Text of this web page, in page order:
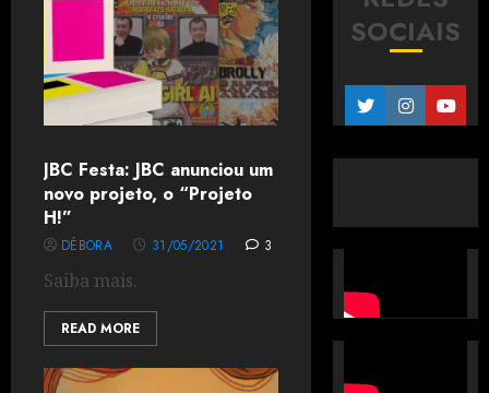
JBC Festa: JBC anunciou um
novo projeto, o “Projeto
H!”
DÉBORA 31/05/2021 3
Saiba mais.
READ MORE
SOCIAIS